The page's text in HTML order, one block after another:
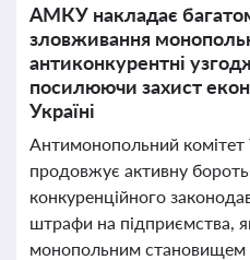
АМКУ накладає
зловживання
антиконкурентні
посилюючи захист
Україні
Антимонопольний
продовжує активну
конкуренційного
штрафи на підприємства,
монопольним становищем